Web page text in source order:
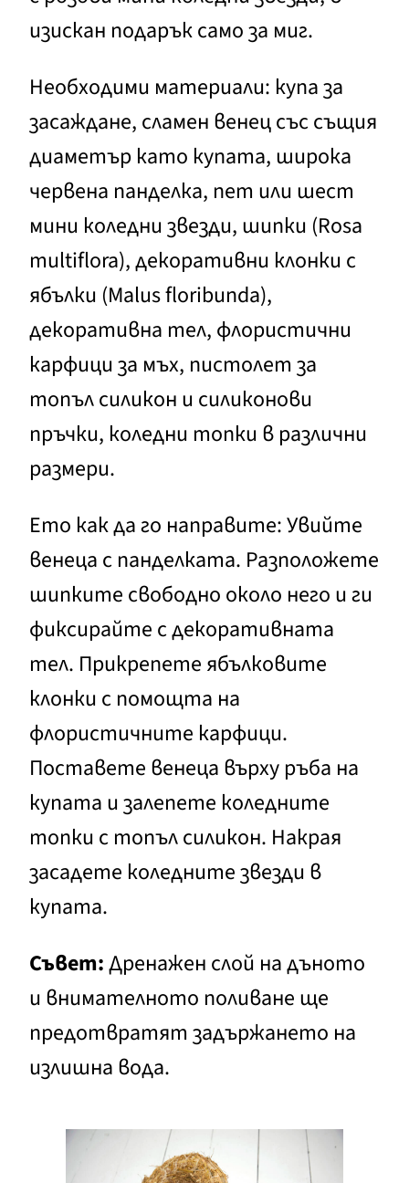
изискан подарък само за миг.
Необходими материали: купа за
засаждане, сламен венец със същия
диаметър като купата, широка
червена панделка, пет или шест
мини коледни звезди, шипки (Rosa
multiflora), декоративни клонки с
ябълки (Malus floribunda),
декоративна тел, флористични
карфици за мъх, пистолет за
топъл силикон и силиконови
пръчки, коледни топки в различни
размери.
Ето как да го направите: Увийте
венеца с панделката. Разположете
шипките свободно около него и ги
фиксирайте с декоративната
тел. Прикрепете ябълковите
клонки с помощта на
флористичните карфици.
Поставете венеца върху ръба на
купата и залепете коледните
топки с топъл силикон. Накрая
засадете коледните звезди в
купата.
Съвет:Дренажен слой на дъното
и внимателното поливане ще
предотвратят задържането на
излишна вода.